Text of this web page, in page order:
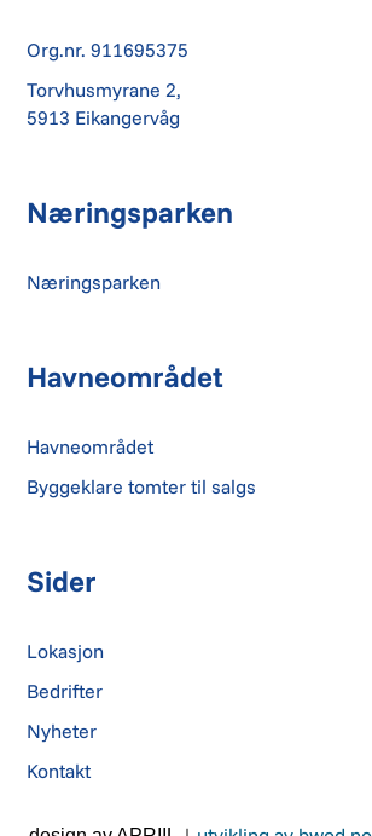
Org.nr. 911695375
Torvhusmyrane 2,
5913 Eikangervåg
Næringsparken
Næringsparken
Havneområdet
Havneområdet
Byggeklare tomter til salgs
Sider
Lokasjon
Bedrifter
Nyheter
Kontakt